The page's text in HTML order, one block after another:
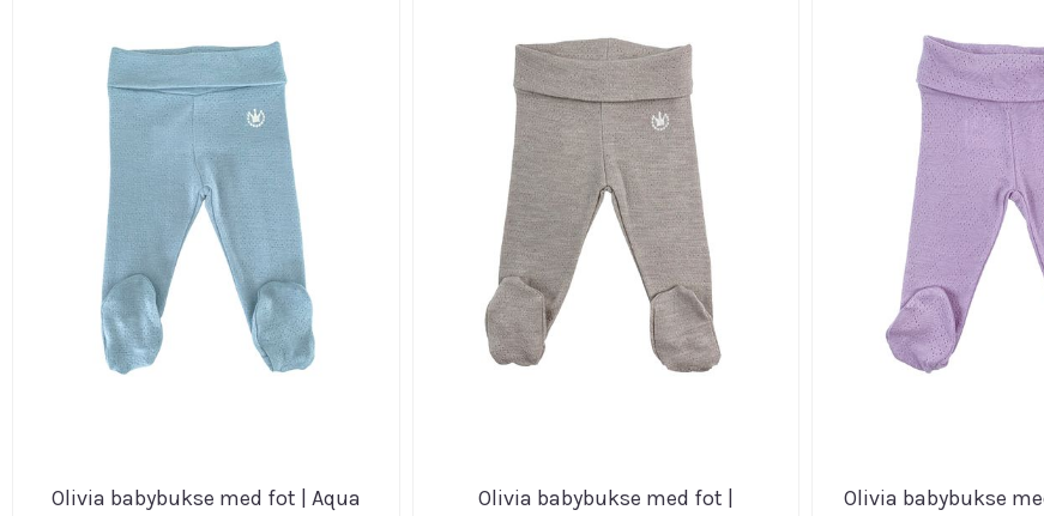
Olivia babybukse med fot | Aqua Olivia babybukse med fot | Olivia babybukse